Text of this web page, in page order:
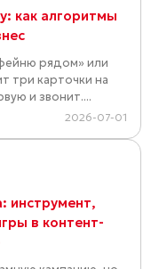
как алгоритмы
рядом» или
три карточки на
и звонит....
2026-07-01
инструмент,
в контент-